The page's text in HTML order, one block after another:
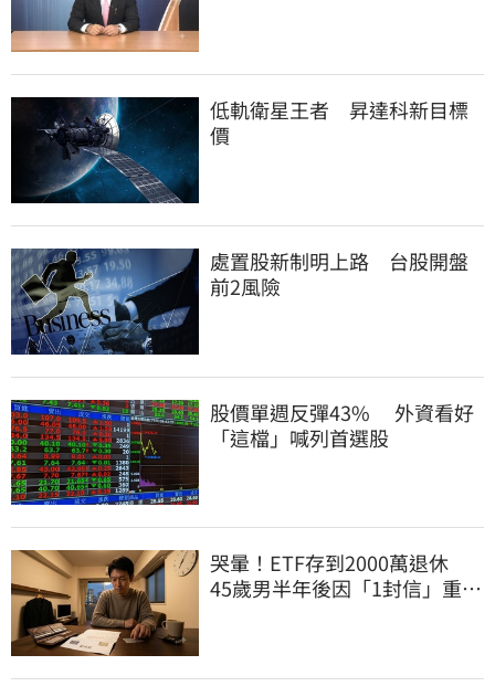
低軌衛星王者 昇達科新目標
價
處置股新制明上路 台股開盤
前2風險
股價單週反彈43% 外資看好
「這檔」喊列首選股
哭暈！ETF存到2000萬退休
45歲男半年後因「1封信」重回